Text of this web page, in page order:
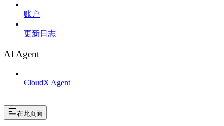
账户
更新日志
AI Agent
CloudX Agent
在此页面